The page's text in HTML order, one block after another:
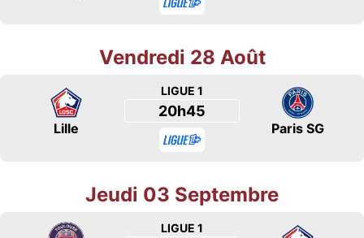
Vendredi 28 Août
Lille
LIGUE 1
20h45
Paris SG
Jeudi 03 Septembre
LIGUE 1